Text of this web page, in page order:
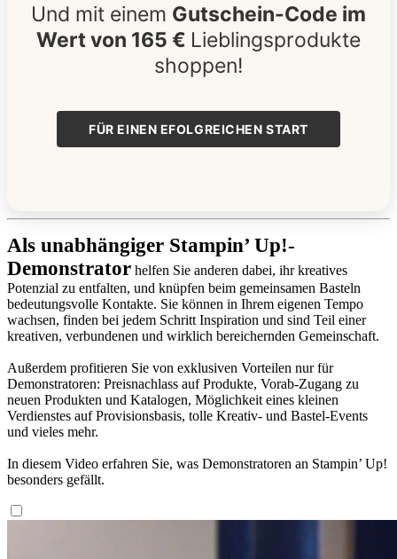
Und mit einem Gutschein-Code im
Wert von 165 € Lieblingsprodukte
shoppen!
FÜR EINEN EFOLGREICHEN START
Als unabhängiger Stampin’ Up!-
Demonstrator helfen Sie anderen dabei, ihr kreatives
Potenzial zu entfalten, und knüpfen beim gemeinsamen Basteln
bedeutungsvolle Kontakte. Sie können in Ihrem eigenen Tempo
wachsen, finden bei jedem Schritt Inspiration und sind Teil einer
kreativen, verbundenen und wirklich bereichernden Gemeinschaft.
Außerdem profitieren Sie von exklusiven Vorteilen nur für
Demonstratoren: Preisnachlass auf Produkte, Vorab-Zugang zu
neuen Produkten und Katalogen, Möglichkeit eines kleinen
Verdienstes auf Provisionsbasis, tolle Kreativ- und Bastel-Events
und vieles mehr.
In diesem Video erfahren Sie, was Demonstratoren an Stampin’ Up!
besonders gefällt.